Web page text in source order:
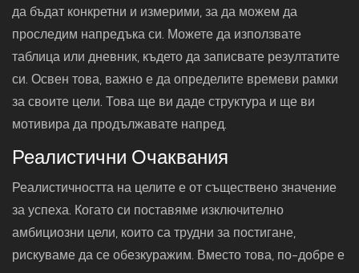
да бъдат конкретни и измерими, за да можем да
проследим напредъка си. Можете да използвате
таблица или дневник, където да записвате резултатите
си. Освен това, важно е да определите времеви рамки
за своите цели. Това ще ви даде структура и ще ви
мотивира да продължавате напред.
Реалистични Очаквания
Реалистичността на целите е от съществено значение
за успеха. Когато си поставяме изключително
амбициозни цели, които са трудни за постигане,
рискуваме да се обезкуражим. Вместо това, по-добре е